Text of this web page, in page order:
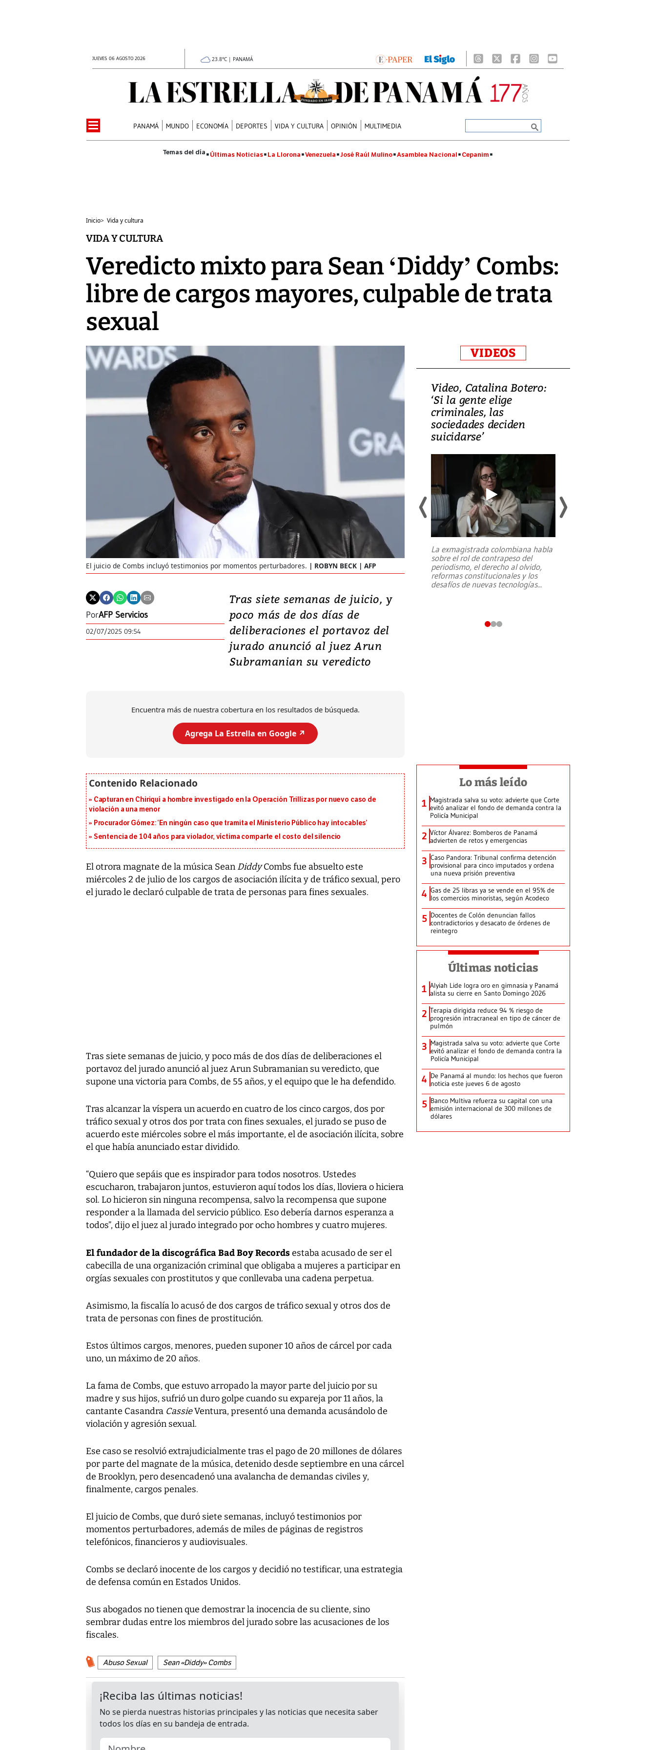
JUEVES 06 AGOSTO 2026 23.8°C | PANAMÁ
PANAMÁ MUNDO ECONOMÍA DEPORTES VIDA Y CULTURA OPINIÓN MULTIMEDIA
Últimas Noticias La Llorona Venezuela José Raúl Mulino Asamblea Nacional Cepanim
Inicio> Vida y cultura
VIDA Y CULTURA
Veredicto mixto para Sean ‘Diddy’ Combs:
libre de cargos mayores, culpable de trata
sexual
El juicio de Combs incluyó testimonios por momentos perturbadores. ROBYN BECK | AFP
PorAFP Servicios
02/07/2025 09:54
Tras siete semanas de juicio, y
poco más de dos días de
deliberaciones el portavoz del
jurado anunció al juez Arun
Subramanian su veredicto
Encuentra más de nuestra cobertura en los resultados de búsqueda.
Agrega La Estrella en Google ↗️
Capturan en Chiriquí a hombre investigado en la Operación Trillizas por nuevo caso de
violación a una menor
Procurador Gómez: ‘En ningún caso que tramita el Ministerio Público hay intocables’
Sentencia de 104 años para violador, víctima comparte el costo del silencio
El otrora magnate de la música Sean DiddyCombs fue absuelto este
miércoles 2 de julio de los cargos de asociación ilícita y de tráfico sexual, pero
el jurado le declaró culpable de trata de personas para fines sexuales.
Tras siete semanas de juicio, y poco más de dos días de deliberaciones el
portavoz del jurado anunció al juez Arun Subramanian su veredicto, que
supone una victoria para Combs, de 55 años, y el equipo que le ha defendido.
Tras alcanzar la víspera un acuerdo en cuatro de los cinco cargos, dos por
tráfico sexual y otros dos por trata con fines sexuales, el jurado se puso de
acuerdo este miércoles sobre el más importante, el de asociación ilícita, sobre
el que había anunciado estar dividido.
“Quiero que sepáis que es inspirador para todos nosotros. Ustedes
escucharon, trabajaron juntos, estuvieron aquí todos los días, lloviera o hiciera
sol. Lo hicieron sin ninguna recompensa, salvo la recompensa que supone
responder a la llamada del servicio público. Eso debería darnos esperanza a
todos”, dijo el juez al jurado integrado por ocho hombres y cuatro mujeres.
El fundador de la discográfica Bad Boy Recordsestaba acusado de ser el
cabecilla de una organización criminal que obligaba a mujeres a participar en
orgías sexuales con prostitutos y que conllevaba una cadena perpetua.
Asimismo, la fiscalía lo acusó de dos cargos de tráfico sexual y otros dos de
trata de personas con fines de prostitución.
Estos últimos cargos, menores, pueden suponer 10 años de cárcel por cada
uno, un máximo de 20 años.
La fama de Combs, que estuvo arropado la mayor parte del juicio por su
madre y sus hijos, sufrió un duro golpe cuando su expareja por 11 años, la
cantante Casandra CassieVentura, presentó una demanda acusándolo de
violación y agresión sexual.
Ese caso se resolvió extrajudicialmente tras el pago de 20 millones de dólares
por parte del magnate de la música, detenido desde septiembre en una cárcel
de Brooklyn, pero desencadenó una avalancha de demandas civiles y,
finalmente, cargos penales.
El juicio de Combs, que duró siete semanas, incluyó testimonios por
momentos perturbadores, además de miles de páginas de registros
telefónicos, financieros y audiovisuales.
Combs se declaró inocente de los cargos y decidió no testificar, una estrategia
de defensa común en Estados Unidos.
Sus abogados no tienen que demostrar la inocencia de su cliente, sino
sembrar dudas entre los miembros del jurado sobre las acusaciones de los
fiscales.
Abuso Sexual Sean «Diddy» Combs
VIDEOS
Video, Japón: Terremoto
Un fuerte terremoto de magnitud
7,1 se registró este martes 28 de
julio en la prefectura de Kumamoto,
al sur de Japón, provocando una
emergencia de gran...
Video, Catalina Botero:
‘Si la gente elige
criminales, las
sociedades deciden
suicidarse’
La exmagistrada colombiana habla
sobre el rol de contrapeso del
periodismo, el derecho al olvido,
reformas constitucionales y los
desafíos de nuevas tecnologías...
Lo más leído
1 Magistrada salva su voto: advierte que Corte
evitó analizar el fondo de demanda contra la
Policía Municipal
2 Víctor Álvarez: Bomberos de Panamá
advierten de retos y emergencias
3 Caso Pandora: Tribunal confirma detención
provisional para cinco imputados y ordena
una nueva prisión preventiva
4 Gas de 25 libras ya se vende en el 95% de
los comercios minoristas, según Acodeco
5 Docentes de Colón denuncian fallos
contradictorios y desacato de órdenes de
reintegro
Últimas noticias
1 Alyiah Lide logra oro en gimnasia y Panamá
alista su cierre en Santo Domingo 2026
2 Terapia dirigida reduce 94 % riesgo de
progresión intracraneal en tipo de cáncer de
pulmón
3 Magistrada salva su voto: advierte que Corte
evitó analizar el fondo de demanda contra la
Policía Municipal
4 De Panamá al mundo: los hechos que fueron
noticia este jueves 6 de agosto
5 Banco Multiva refuerza su capital con una
emisión internacional de 300 millones de
dólares